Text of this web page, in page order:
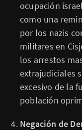
ocupación
como una
por los nazis
militares en
los arrestos
extrajudiciales
excesivo de la
población
Negación de